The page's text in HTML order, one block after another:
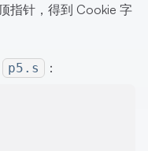
指针，得到 Cookie 字
p5.s ：